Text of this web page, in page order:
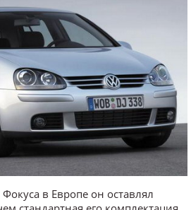
в Европе он оставлял